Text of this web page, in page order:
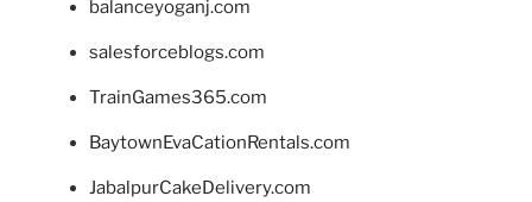
balanceyoganj.com
salesforceblogs.com
TrainGames365.com
BaytownEvaCationRentals.com
JabalpurCakeDelivery.com